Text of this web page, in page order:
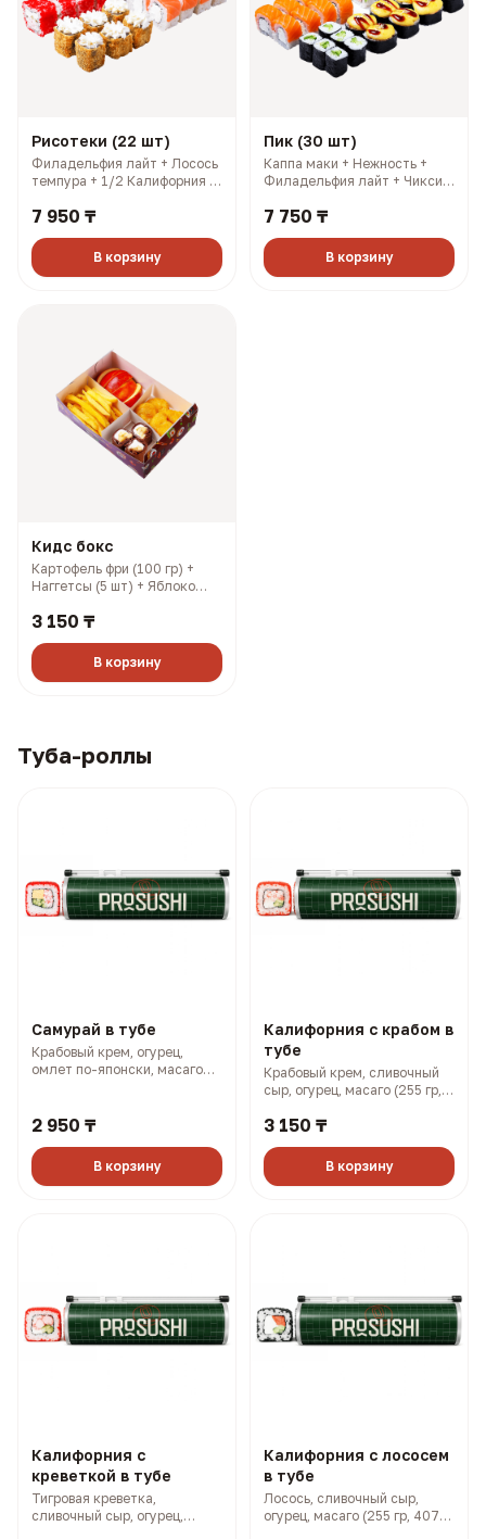
Рисотеки (22 шт)
Филадельфия лайт + Лосось
темпура + 1/2 Калифорния с
кани. 3 имбиря, 3 соевых, 3
1572 ккал)
7 950 ₸
В корзину
Пик (30 шт)
Каппа маки + Нежность +
Филадельфия лайт + Чикси
палочки, 3 васаби (966 гр,
7 750 ₸
В корзину
Кидс бокс
Картофель фри (100 гр) +
Наггетсы (5 шт) + Яблоко
ролл (3 шт) (376 гр, 1040
3 150 ₸
В корзину
Туба-роллы
Самурай в тубе
Крабовый крем, огурец,
омлет по-японски, масаго
2 950 ₸
В корзину
Калифорния с крабом в
тубе
Крабовый крем, сливочный
сыр, огурец, масаго (255 гр,
3 150 ₸
В корзину
Калифорния с
креветкой в тубе
Тигровая креветка,
сливочный сыр, огурец,
Калифорния с лососем
в тубе
Лосось, сливочный сыр,
огурец, масаго (255 гр, 407